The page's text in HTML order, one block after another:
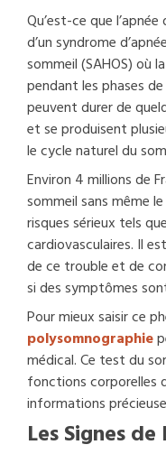
Qu’est-ce que
d’un syndrome
sommeil (SAHOS) où
pendant les phases
peuvent durer de
et se produisent
le cycle naturel du
Environ 4 millions de
sommeil sans même
risques sérieux tels
cardiovasculaires. Il
de ce trouble et de
si des symptômes
Pour mieux saisir ce
polysomnographie
médical. Ce test du
fonctions corporelles
informations
Les Signes